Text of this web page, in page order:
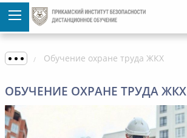
Обучение охране труда ЖКХ
ОБУЧЕНИЕ ОХРАНЕ ТРУДА ЖКХ